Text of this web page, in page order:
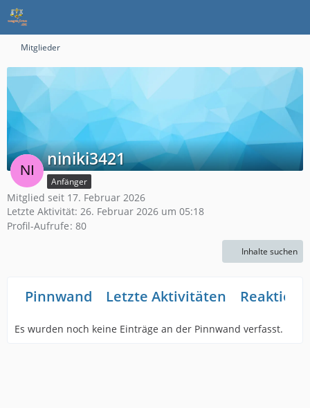
Mitglieder
niniki3421
Anfänger
Mitglied seit 17. Februar 2026
Letzte Aktivität: 26. Februar 2026 um 05:18
Profil-Aufrufe 80
Inhalte suchen
Pinnwand Letzte Aktivitäten
Es wurden noch keine Einträge an der Pinnwand verfasst.